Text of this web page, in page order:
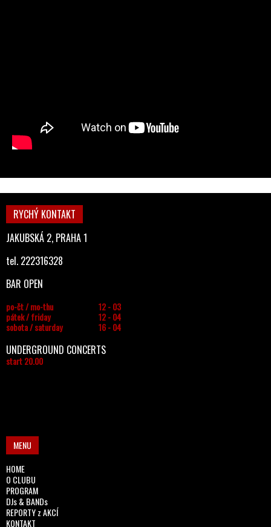
RYCHÝ KONTAKT
JAKUBSKÁ 2, PRAHA 1
tel. 222316328
BAR OPEN
po-čt / mo-thu
12 - 03
pátek / friday
12 - 04
sobota / saturday
16 - 04
UNDERGROUND CONCERTS
start 20.00
MENU
HOME
O CLUBU
PROGRAM
DJs & BANDs
REPORTY z AKCÍ
KONTAKT